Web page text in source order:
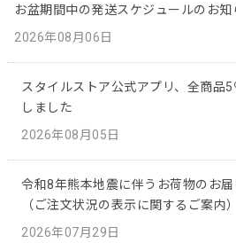
お盆期間中の発送スケジュールのお知
2026年08月06日
スタイルストア公式アプリ、全商品
しました
2026年08月05日
令和8年熊本地震に伴うお荷物のお
（ご注文状況の表示に関するご案内）
2026年07月29日